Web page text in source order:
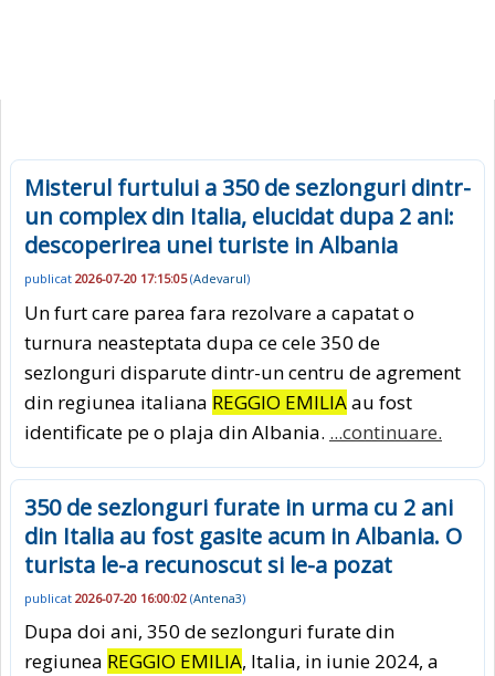
Misterul furtului a 350 de sezlonguri dintr-
un complex din Italia, elucidat dupa 2 ani:
descoperirea unei turiste in Albania
publicat 2026-07-20 17:15:05(Adevarul)
Un furt care parea fara rezolvare a capatat o
turnura neasteptata dupa ce cele 350 de
sezlonguri disparute dintr-un centru de agrement
din regiunea italiana REGGIO EMILIAau fost
identificate pe o plaja din Albania. ...continuare.
350 de sezlonguri furate in urma cu 2 ani
din Italia au fost gasite acum in Albania. O
turista le-a recunoscut si le-a pozat
publicat 2026-07-20 16:00:02 (Antena3)
Dupa doi ani, 350 de sezlonguri furate din
regiunea REGGIO EMILIA, Italia, in iunie 2024, a